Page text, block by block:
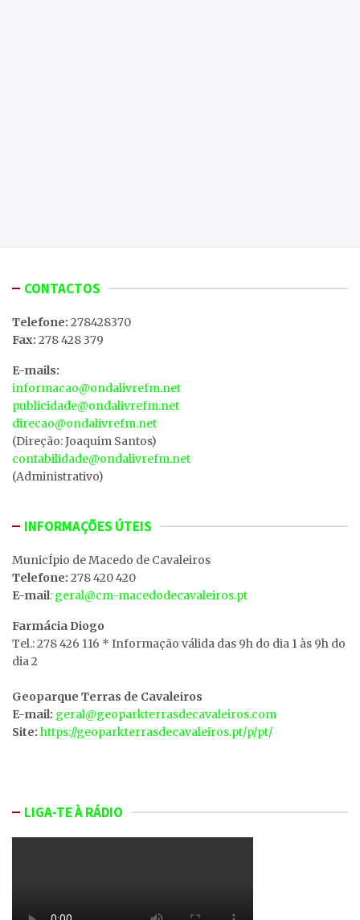
CONTACTOS
Telefone: 278428370
Fax: 278 428 379
E-mails:
informacao@ondalivrefm.net
publicidade@ondalivrefm.net
direcao@ondalivrefm.net
(Direção: Joaquim Santos)
contabilidade@ondalivrefm.net
(Administrativo)
INFORMAÇÕES ÚTEIS
MunicÍpio de Macedo de Cavaleiros
Telefone: 278 420 420
E-mail: geral@cm-macedodecavaleiros.pt
Farmácia Diogo
Tel.: 278 426 116 * Informação válida das 9h do dia 1 às 9h do
dia 2
Geoparque Terras de Cavaleiros
E-mail: geral@geoparkterrasdecavaleiros.com
Site: https://geoparkterrasdecavaleiros.pt/p/pt/
LIGA-TE À RÁDIO